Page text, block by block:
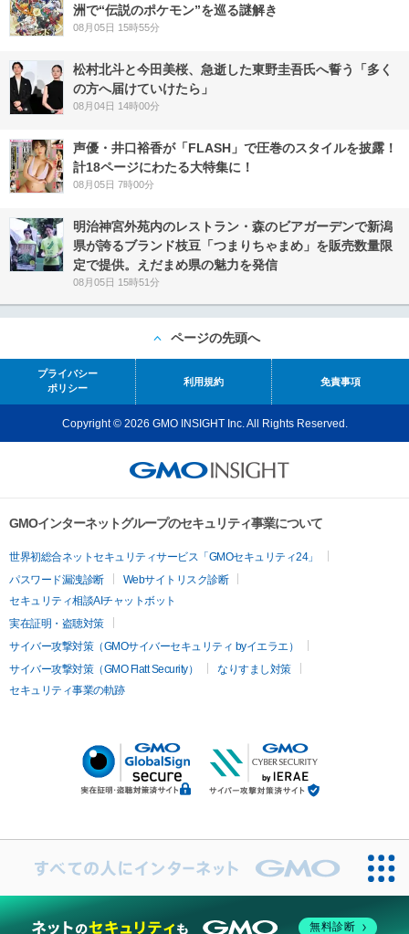
洲で“伝説のポケモン”を巡る謎解き
08月05日 15時55分
松村北斗と今田美桜、急逝した東野圭吾氏へ誓う「多く
の方へ届けていけたら」
08月04日 14時00分
声優・井口裕香が「FLASH」で圧巻のスタイルを披露！
計18ページにわたる大特集に！
08月05日 7時00分
明治神宮外苑内のレストラン・森のビアガーデンで新潟
県が誇るブランド枝豆「つまりちゃまめ」を販売数量限
定で提供。えだまめ県の魅力を発信
08月05日 15時51分
ページの先頭へ
プライバシー
ポリシー
利用規約 免責事項
Copyright © 2026 GMO INSIGHT Inc. All Rights Reserved.
GMOインターネットグループのセキュリティ事業について
世界初総合ネットセキュリティサービス「GMOセキュリティ24」
パスワード漏洩診断
Webサイトリスク診断
セキュリティ相談AIチャットボット
実在証明・盗聴対策
サイバー攻撃対策（GMOサイバーセキュリティ byイエラエ）
サイバー攻撃対策（GMO Flatt Security）
なりすまし対策
セキュリティ事業の軌跡
無料診断